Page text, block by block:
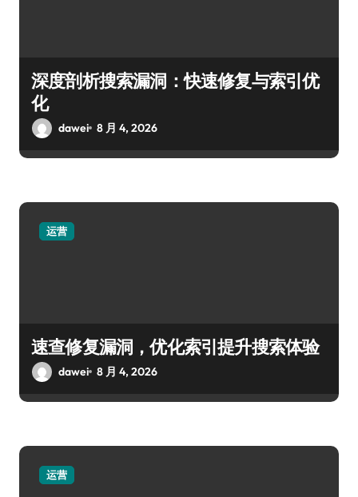
深度剖析搜索漏洞：快速修复与索引优
化
dawei 8 月 4, 2026
运营
速查修复漏洞，优化索引提升搜索体验
dawei 8 月 4, 2026
运营